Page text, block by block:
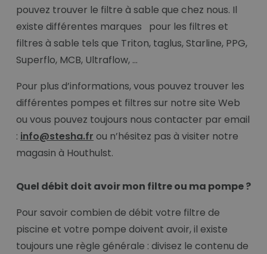
pouvez trouver le filtre à sable que chez nous. Il
existe différentes marques pour les filtres et
filtres à sable tels que Triton, taglus, Starline, PPG,
Superflo, MCB, Ultraflow, …
Pour plus d’informations, vous pouvez trouver les
différentes pompes et filtres sur notre site Web
ou vous pouvez toujours nous contacter par email
: info@stesha.fr ou n’hésitez pas à visiter notre
magasin à Houthulst.
Quel débit doit avoir mon filtre ou ma pompe ?
Pour savoir combien de débit votre filtre de
piscine et votre pompe doivent avoir, il existe
toujours une règle générale : divisez le contenu de